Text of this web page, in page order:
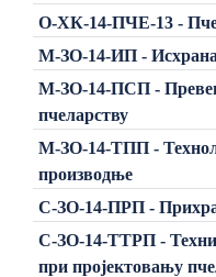
О-ХК-14-ПЧЕ-13 -
М-ЗО-14-ИП -
М-ЗО-14-ПСП -
пчеларству
М-ЗО-14-ТПП -
производње
C-ЗО-14-ПРП -
C-ЗО-14-ТТРП -
при пројектовању